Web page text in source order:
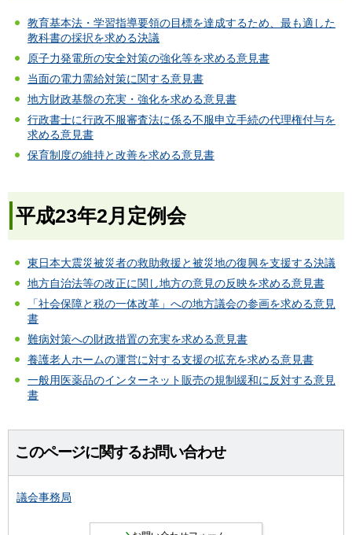
教育基本法・学習指導要領の目標を達成するため、最も適した
教科書の採択を求める決議
原子力発電所の安全対策の強化等を求める意見書
当面の電力需給対策に関する意見書
地方財政基盤の充実・強化を求める意見書
行政書士に行政不服審査法に係る不服申立手続の代理権付与を
求める意見書
保育制度の維持と改善を求める意見書
平成23年2月定例会
東日本大震災被災者の救助救援と被災地の復興を支援する決議
地方自治法等の改正に関し地方の意見の反映を求める意見書
「社会保障と税の一体改革」への地方議会の参画を求める意見
書
難病対策への財政措置の充実を求める意見書
養護老人ホームの運営に対する支援の拡充を求める意見書
一般用医薬品のインターネット販売の規制緩和に反対する意見
書
このページに関するお問い合わせ
議会事務局